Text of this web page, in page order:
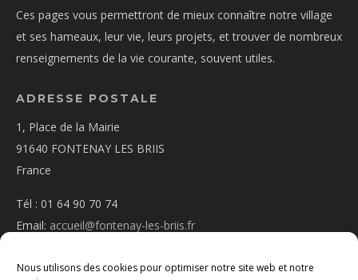
Nous utilisons des cookies pour optimiser notre site web et notre
Ces pages vous permettront de mieux connaître notre village
et ses hameaux, leur vie, leurs projets, et trouver de nombreux
renseignements de la vie courante, souvent utiles.
ADRESSE POSTALE
1, Place de la Mairie
91640 FONTENAY LES BRIIS
France
Tél : 01 64 90 70 74
Email: accueil@fontenay-les-briis.fr